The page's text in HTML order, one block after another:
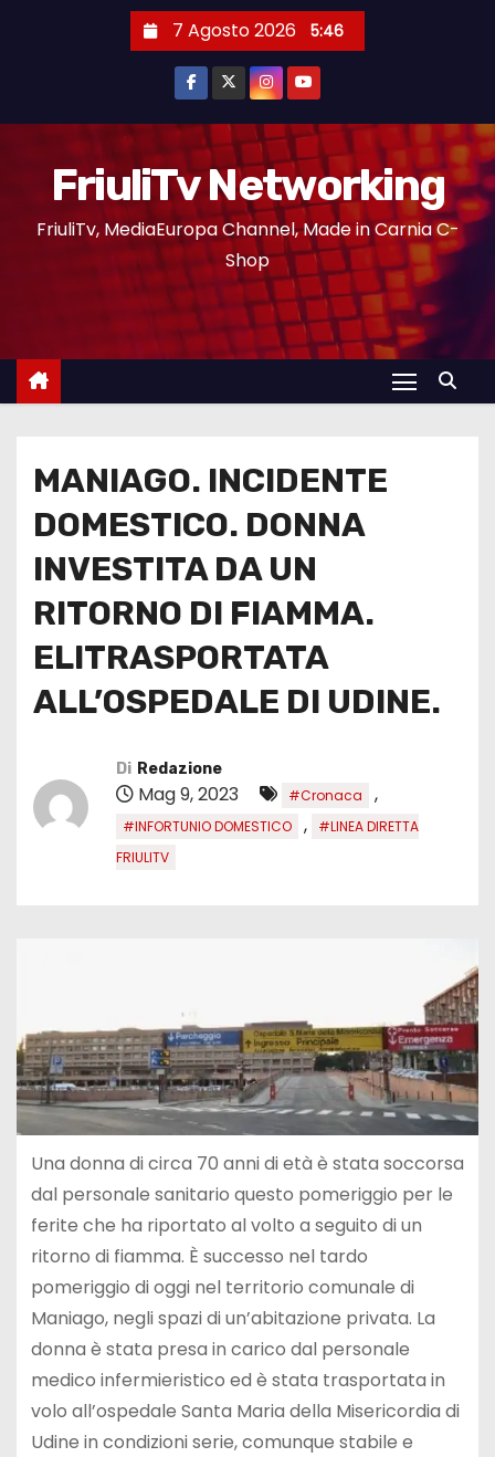
7 Agosto 2026 5:46
FriuliTv Networking
FriuliTv, MediaEuropa Channel, Made in Carnia C-
Shop
MANIAGO. INCIDENTE
DOMESTICO. DONNA
INVESTITA DA UN
RITORNO DI FIAMMA.
ELITRASPORTATA
ALL’OSPEDALE DI UDINE.
Di Redazione
Mag 9, 2023 #Cronaca ,
#INFORTUNIO DOMESTICO ,
#LINEA DIRETTA
FRIULITV
Una donna di circa 70 anni di età è stata soccorsa
dal personale sanitario questo pomeriggio per le
ferite che ha riportato al volto a seguito di un
ritorno di fiamma. È successo nel tardo
pomeriggio di oggi nel territorio comunale di
Maniago, negli spazi di un’abitazione privata. La
donna è stata presa in carico dal personale
medico infermieristico ed è stata trasportata in
volo all’ospedale Santa Maria della Misericordia di
Udine in condizioni serie, comunque stabile e